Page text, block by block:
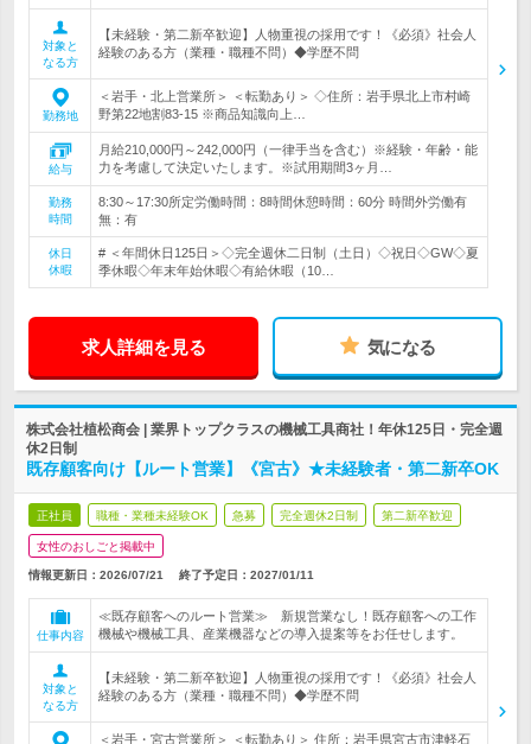
対象と
なる方
【未経験・第二新卒歓迎】人物重視の採用です！《必須》社会人
経験のある方（業種・職種不問）◆学歴不問
勤務地
＜岩手・北上営業所＞ ＜転勤あり＞ ◇住所：岩手県北上市村崎
野第22地割83-15 ※商品知識向上…
給与
月給210,000円～242,000円（一律手当を含む）※経験・年齢・能
力を考慮して決定いたします。※試用期間3ヶ月…
勤務
時間
8:30～17:30所定労働時間：8時間休憩時間：60分 時間外労働有
無：有
休日
休暇
# ＜年間休日125日＞◇完全週休二日制（土日）◇祝日◇GW◇夏
季休暇◇年末年始休暇◇有給休暇（10…
求人詳細を見る 気になる
株式会社植松商会 | 業界トップクラスの機械工具商社！年休125日・完全週
休2日制
既存顧客向け【ルート営業】《宮古》★未経験者・第二新卒OK
正社員 職種・業種未経験OK 急募 完全週休2日制 第二新卒歓迎
女性のおしごと掲載中
情報更新日：2026/07/21 終了予定日： 2027/01/11
仕事内容
≪既存顧客へのルート営業≫ 新規営業なし！既存顧客への工作
機械や機械工具、産業機器などの導入提案等をお任せします。
対象と
なる方
【未経験・第二新卒歓迎】人物重視の採用です！《必須》社会人
経験のある方（業種・職種不問）◆学歴不問
＜岩手・宮古営業所＞ ＜転勤あり＞ 住所：岩手県宮古市津軽石